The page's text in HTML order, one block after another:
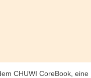
CHUWI CoreBook, eine